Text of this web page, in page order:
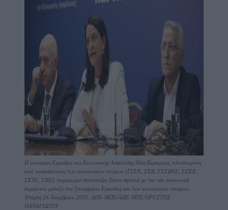
Η υπουργός Εργασίας και Κοινωνικής Ασφάλισης Νίκη Κεραμέως, πλαισιωμένη
από εκπροσώπους των κοινωνικών εταίρων (ΓΣΕΕ, ΣΕΒ, ΓΣΕΒΕΕ, ΕΣΕΕ,
ΣΕΤΕ, ΣΒΕ), παραχωρεί συνέντευξη Τύπου σχετικά με την νέα κοινωνική
συμφωνία μεταξύ του Υπουργείου Εργασίας και των κοινωνικών εταίρων,
Τετάρτη 26 Νοεμβρίου 2025. ΑΠΕ-ΜΠΕ/ΑΠΕ-ΜΠΕ/ΟΡΕΣΤΗΣ
ΠΑΝΑΓΙΩΤΟΥ